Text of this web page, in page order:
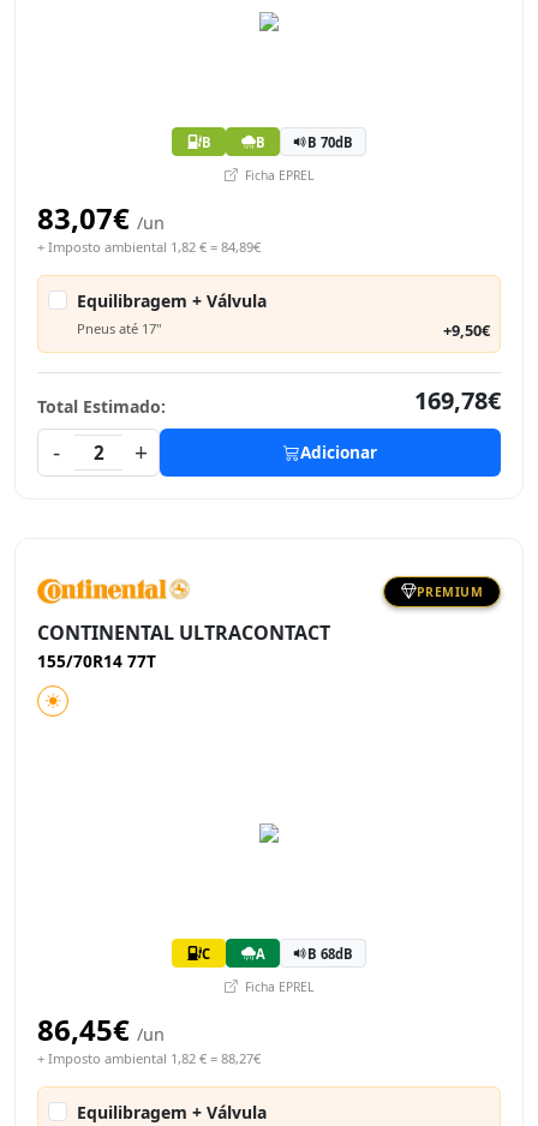
B B B 70dB
Ficha EPREL
83,07€ /un
+ Imposto ambiental 1,82 € = 84,89€
Equilibragem + Válvula
Pneus até 17" +9,50€
Total Estimado:
169,78€
-
2 + Adicionar
PREMIUM
CONTINENTAL ULTRACONTACT
155/70R14 77T
C A B 68dB
Ficha EPREL
86,45€ /un
+ Imposto ambiental 1,82 € = 88,27€
Equilibragem + Válvula